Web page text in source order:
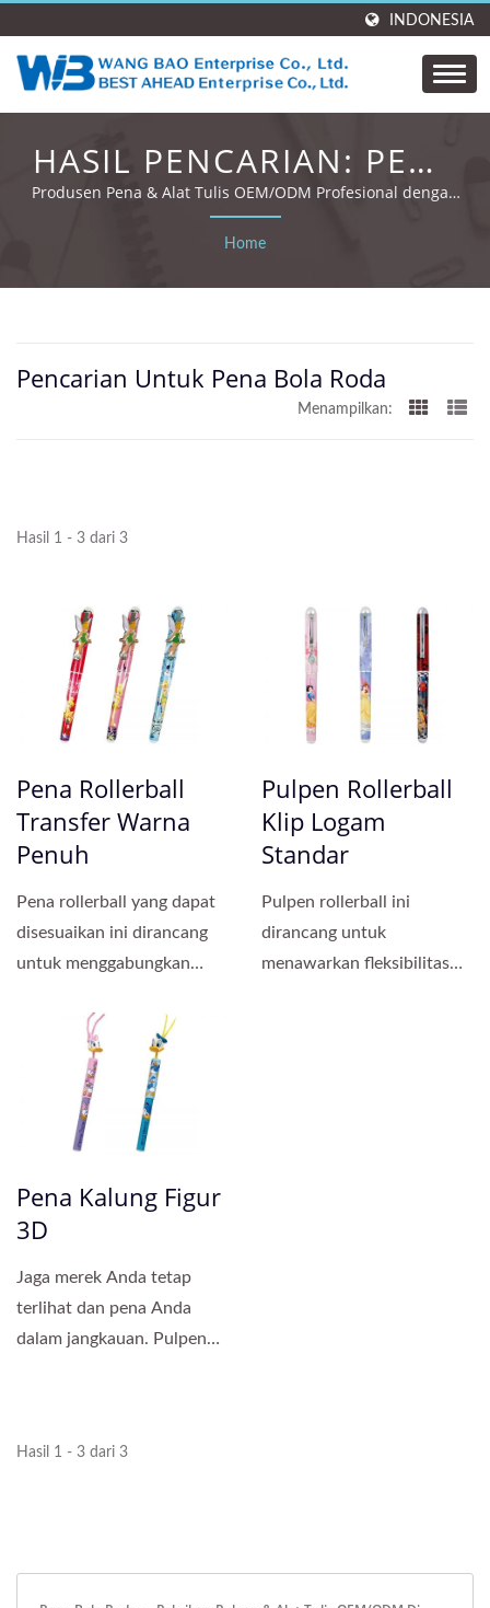
INDONESIA
HASIL PENCARIAN: PENA
BOLA RODA | WANG
BAO ENTERPRISE. CO.,
LTD.
Produsen Pena & Alat Tulis OEM/ODM Profesional dengan
35 Tahun Pengalaman dan Sertifikasi Global.
Home
Pencarian Untuk Pena Bola Roda
Menampilkan:
Hasil 1 - 3 dari 3
Pena Rollerball
Transfer Warna
Penuh
Pena rollerball yang dapat
disesuaikan ini dirancang
untuk menggabungkan
Pulpen Rollerball
Klip Logam
Standar
Pulpen rollerball ini
dirancang untuk
menawarkan fleksibilitas
Pena Kalung Figur
3D
Jaga merek Anda tetap
terlihat dan pena Anda
dalam jangkauan. Pulpen
Hasil 1 - 3 dari 3